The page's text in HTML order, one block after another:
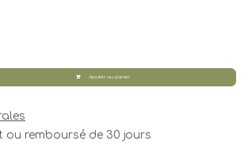
Ajouter au panier
ou remboursé de 30 jours